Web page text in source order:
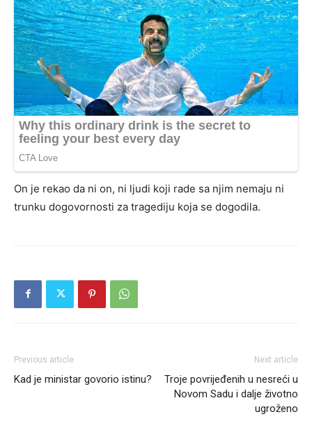
On je rekao da ni on, ni ljudi koji rade sa njim nemaju ni
trunku dogovornosti za tragediju koja se dogodila.
Previous article
Kad je ministar govorio istinu?
Next article
Troje povrijeđenih u nesreći u
Novom Sadu i dalje životno
ugroženo